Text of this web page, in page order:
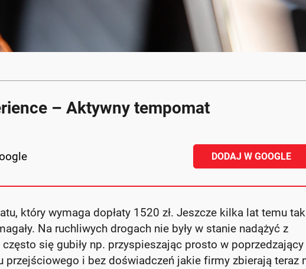
– Aktywny tempomat
DODAJ W GOOGLE
który wymaga dopłaty 1520 zł. Jeszcze kilka lat temu
Na ruchliwych drogach nie były w stanie nadążyć z
się gubiły np. przyspieszając prosto w poprzedzający
przejściowego i bez doświadczeń jakie firmy zbierają teraz